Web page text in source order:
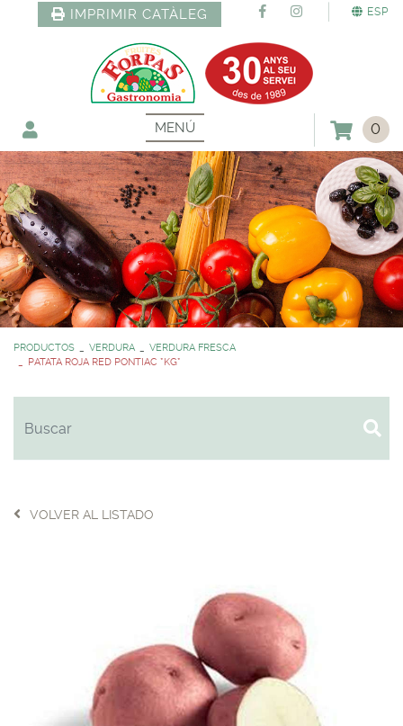
ESP
IMPRIMIR CATÀLEG
MENÚ 0
PRODUCTOS VERDURA
VERDURA FRESCA
PATATA ROJA RED PONTIAC *KG*
VOLVER AL LISTADO